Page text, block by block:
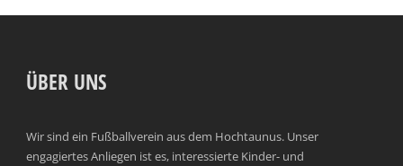
ÜBER UNS
Wir sind ein Fußballverein aus dem Hochtaunus. Unser
engagiertes Anliegen ist es, interessierte Kinder- und